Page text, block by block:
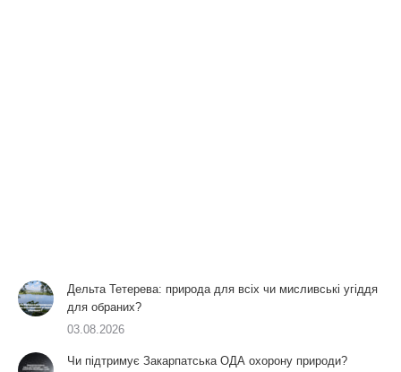
Дельта Тетерева: природа для всіх чи мисливські угіддя
для обраних?
03.08.2026
Чи підтримує Закарпатська ОДА охорону природи?